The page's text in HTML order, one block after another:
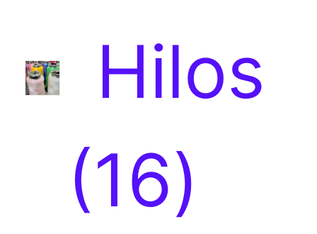
Hilos
161